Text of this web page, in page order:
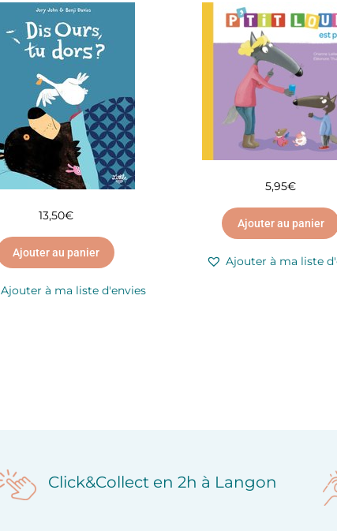
13,50€
Ajouter au panier
Ajouter à ma liste d'envies
5,95€
Ajouter au panier
Ajouter à ma liste
Click&Collect en 2h à Langon